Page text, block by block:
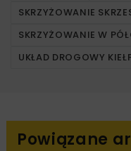
SKRZYŻOWANIE
SKRZYŻOWANIE W
UKŁAD DROGOWY
Powiązane